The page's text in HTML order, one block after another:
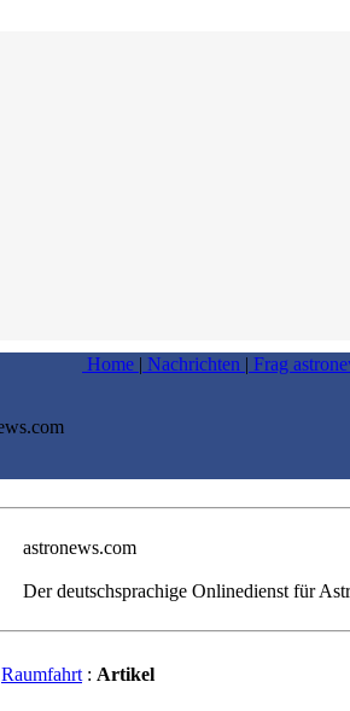
Home | Nachrichten | Frag
astronews.com
Der deutschsprachige Onlinedienst für
Raumfahrt : Artikel